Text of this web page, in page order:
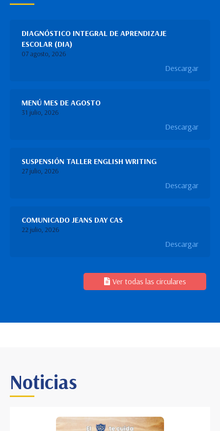
DIAGNÓSTICO INTEGRAL DE APRENDIZAJE
ESCOLAR (DIA)
07 agosto, 2026
Descargar
MENÚ MES DE AGOSTO
31 julio, 2026
Descargar
SUSPENSIÓN TALLER ENGLISH WRITING
27 julio, 2026
Descargar
COMUNICADO JEANS DAY CAS
22 julio, 2026
Descargar
Ver todas las circulares
Noticias